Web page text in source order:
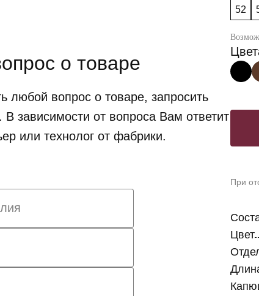
о товаре
любой вопрос о товаре, запросить
зависимости от вопроса Вам ответит
или технолог от фабрики.
52
При
Цвет